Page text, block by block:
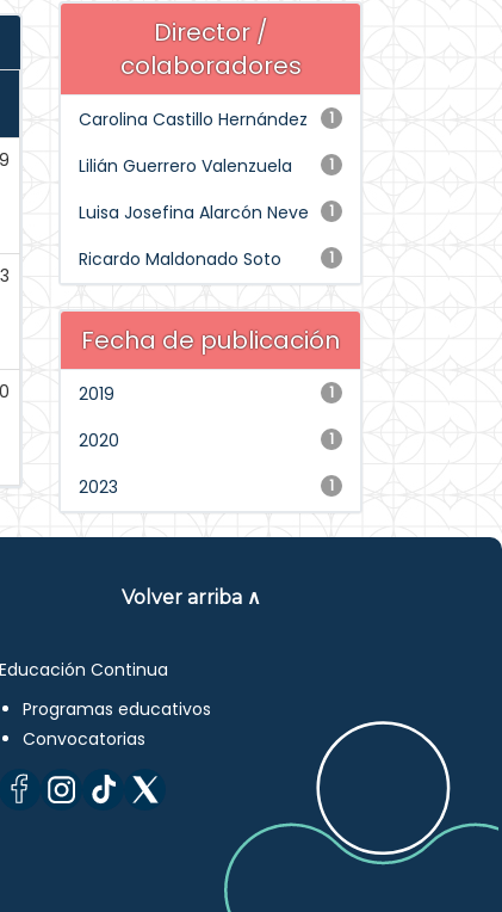
Director /
colaboradores
1
Carolina Castillo Hernández
1
Lilián Guerrero Valenzuela
1
Luisa Josefina Alarcón Neve
1
Ricardo Maldonado Soto
Fecha de publicación
1
2019
1
2020
1
2023
Volver arriba ∧
Educación Continua
Programas educativos
Convocatorias